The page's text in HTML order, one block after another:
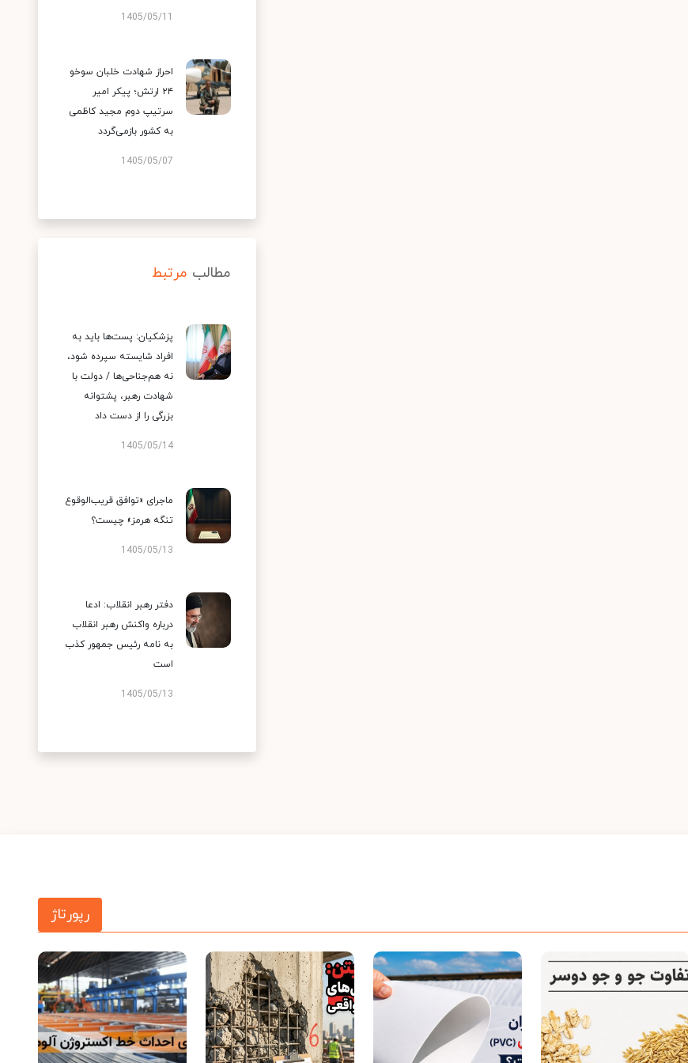
1405/05/11
احراز شهادت خلبان سوخو
۲۴ ارتش؛ پیکر امیر
سرتیپ دوم مجید کاظمی
به کشور بازمی‌گردد
1405/05/07
مطالب مرتبط
پزشکیان: پست‌ها باید به
افراد شایسته سپرده شود،
نه هم‌جناحی‌ها / دولت با
شهادت رهبر، پشتوانه
بزرگی را از دست داد
1405/05/14
ماجرای «توافق قریب‌الوقوع
تنگه هرمز» چیست؟
1405/05/13
دفتر رهبر انقلاب: ادعا
درباره واکنش رهبر انقلاب
به نامه رئیس جمهور کذب
است
1405/05/13
رپورتاژ